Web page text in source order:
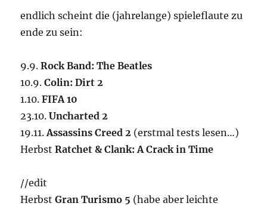
endlich scheint die (jahrelange) spieleflaute zu
ende zu sein:
9.9.Rock Band: The Beatles
10.9.Colin: Dirt 2
1.10.FIFA 10
23.10.Uncharted 2
19.11.Assassins Creed 2 (erstmal tests lesen…)
HerbstRatchet & Clank: A Crack in Time
//edit
HerbstGran Turismo 5 (habe aber leichte